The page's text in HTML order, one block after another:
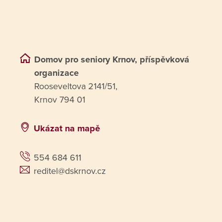
Domov pro seniory Krnov, příspěvková
organizace
Rooseveltova 2141/51,
Krnov 794 01
Ukázat na mapě
554 684 611
reditel@dskrnov.cz